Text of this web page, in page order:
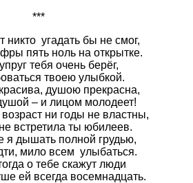
***
никто угадать бы не смог,
пять ноль на открытке.
тебя очень берёг,
твоею улыбкой.
душою прекрасна,
– и лицом молодеет!
ни годы не властны,
встретила ты юбилеев.
я дышать полной грудью,
мило всем улыбаться.
о тебе скажут люди
ей всегда восемнадцать.